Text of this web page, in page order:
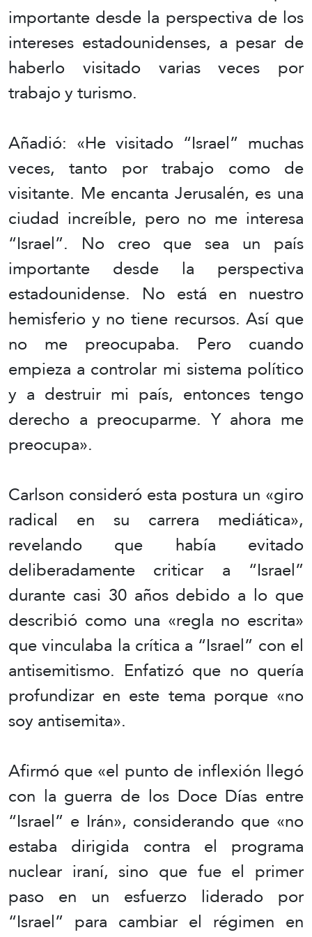
importante desde la perspectiva de los
intereses estadounidenses, a pesar de
haberlo visitado varias veces por
trabajo y turismo.
Añadió: «He visitado “Israel” muchas
veces, tanto por trabajo como de
visitante. Me encanta Jerusalén, es una
ciudad increíble, pero no me interesa
“Israel”. No creo que sea un país
importante desde la perspectiva
estadounidense. No está en nuestro
hemisferio y no tiene recursos. Así que
no me preocupaba. Pero cuando
empieza a controlar mi sistema político
y a destruir mi país, entonces tengo
derecho a preocuparme. Y ahora me
preocupa».
Carlson consideró esta postura un «giro
radical en su carrera mediática»,
revelando que había evitado
deliberadamente criticar a “Israel”
durante casi 30 años debido a lo que
describió como una «regla no escrita»
que vinculaba la crítica a “Israel” con el
antisemitismo. Enfatizó que no quería
profundizar en este tema porque «no
soy antisemita».
Afirmó que «el punto de inflexión llegó
con la guerra de los Doce Días entre
“Israel” e Irán», considerando que «no
estaba dirigida contra el programa
nuclear iraní, sino que fue el primer
paso en un esfuerzo liderado por
“Israel” para cambiar el régimen en